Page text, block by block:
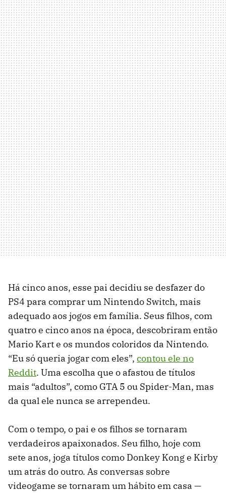
Há cinco anos, esse pai decidiu se desfazer do
PS4 para comprar um Nintendo Switch, mais
adequado aos jogos em família. Seus filhos, com
quatro e cinco anos na época, descobriram então
Mario Kart e os mundos coloridos da Nintendo.
“Eu só queria jogar com eles”, contou ele no
Reddit. Uma escolha que o afastou de títulos
mais “adultos”, como GTA 5 ou Spider-Man, mas
da qual ele nunca se arrependeu.
Com o tempo, o pai e os filhos se tornaram
verdadeiros apaixonados. Seu filho, hoje com
sete anos, joga títulos como Donkey Kong e Kirby
um atrás do outro. As conversas sobre
videogame se tornaram um hábito em casa —